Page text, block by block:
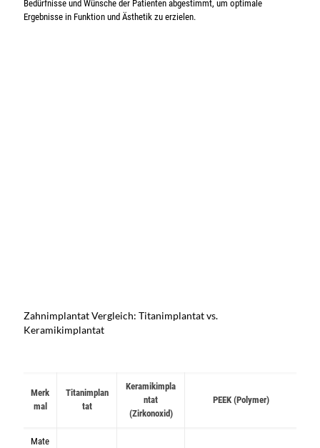
Bedürfnisse und Wünsche der Patienten abgestimmt, um optimale
Ergebnisse in Funktion und Ästhetik zu erzielen.
Zahnimplantat Vergleich: Titanimplantat vs.
Keramikimplantat
Merk
mal
Titanimplan
tat
Keramikimpla
ntat
(Zirkonoxid)
PEEK (Polymer)
Mate